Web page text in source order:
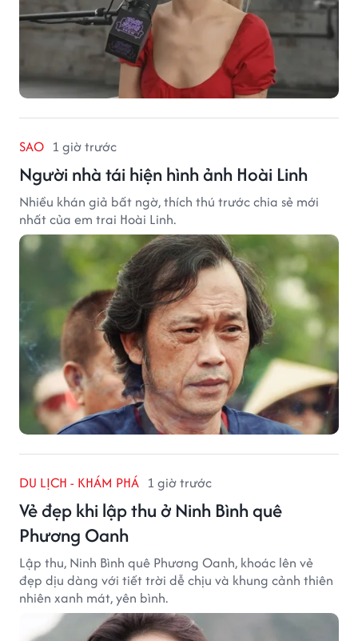
SAO 1 giờ trước
Người nhà tái hiện hình ảnh Hoài Linh
Nhiều khán giả bất ngờ, thích thú trước chia sẻ mới
nhất của em trai Hoài Linh.
DU LỊCH - KHÁM PHÁ 1 giờ trước
Vẻ đẹp khi lập thu ở Ninh Bình quê
Phương Oanh
Lập thu, Ninh Bình quê Phương Oanh, khoác lên vẻ
đẹp dịu dàng với tiết trời dễ chịu và khung cảnh thiên
nhiên xanh mát, yên bình.